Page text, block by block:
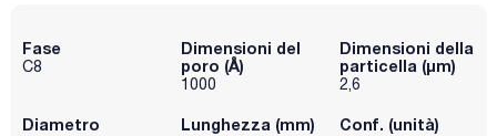
Fase
C8
Dimensioni del
poro (Å)
1000
Dimensioni della
particella (μm)
2,6
Diametro
Lunghezza (mm) Conf. (unità)